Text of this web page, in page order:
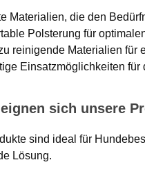
Materialien, die den
Polsterung für
reinigende Materialien für
Einsatzmöglichkeiten für
sich unsere
sind ideal für
Lösung.